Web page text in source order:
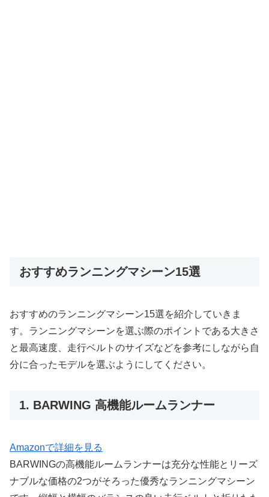
おすすめランニングマシーン15選
おすすめのランニングマシーン15選を紹介していきま
す。ランニングマシーンを選ぶ際のポイントである大きさ
と最高速度、走行ベルトのサイズなどを参考にしながら自
分に合ったモデルを選ぶようにしてください。
1. BARWING 高機能ルームランナー
Amazonで詳細を見る
BARWINGの高機能ルームランナーは充分な性能とリーズ
ナブルな価格の2つがそろった優秀なランニングマシーン